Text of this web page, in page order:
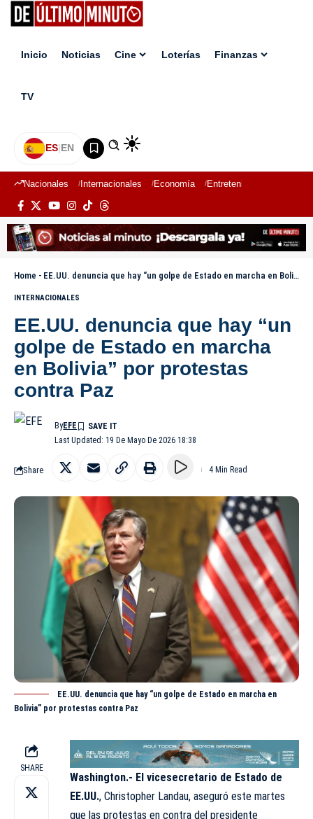
Inicio Noticias Cine Loterías Finanzas
TV
ES|EN
Nacionales Internacionales Economía Entretenimiento
Home - EE.UU. denuncia que hay “un golpe de Estado en marcha en Bolivia” por protestas contra Paz
INTERNACIONALES
EE.UU. denuncia que hay “un
golpe de Estado en marcha
en Bolivia” por protestas
contra Paz
Last Updated: 19 De Mayo De 2026 18:38
ByEFE
Share 4 Min Read
EE.UU. denuncia que hay “un golpe de Estado en marcha en
Bolivia” por protestas contra Paz
SHARE
Washington.- El vicesecretario de Estado de
EE.UU., Christopher Landau, aseguró este martes
que las protestas en contra del presidente